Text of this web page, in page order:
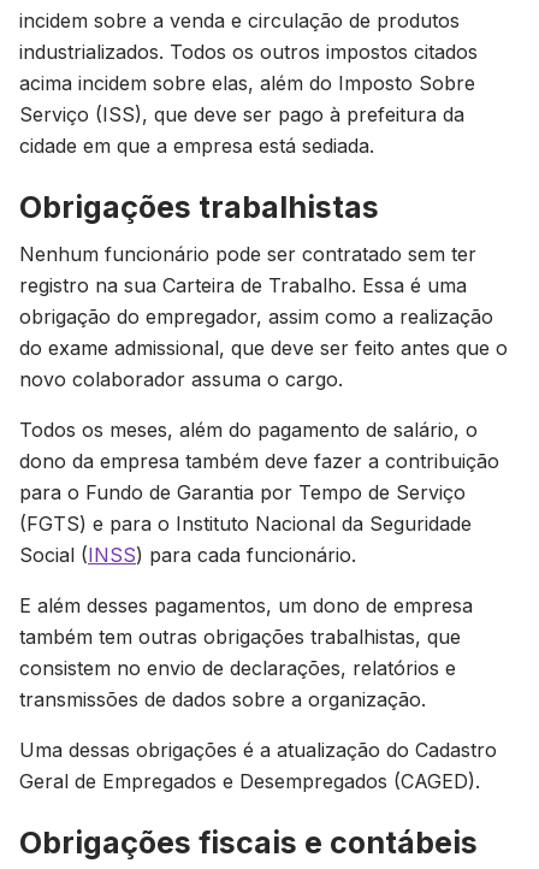
incidem sobre a venda e circulação de produtos
industrializados. Todos os outros impostos citados
acima incidem sobre elas, além do Imposto Sobre
Serviço (ISS), que deve ser pago à prefeitura da
cidade em que a empresa está sediada.
Obrigações trabalhistas
Nenhum funcionário pode ser contratado sem ter
registro na sua Carteira de Trabalho. Essa é uma
obrigação do empregador, assim como a realização
do exame admissional, que deve ser feito antes que o
novo colaborador assuma o cargo.
Todos os meses, além do pagamento de salário, o
dono da empresa também deve fazer a contribuição
para o Fundo de Garantia por Tempo de Serviço
(FGTS) e para o Instituto Nacional da Seguridade
Social (INSS) para cada funcionário.
E além desses pagamentos, um dono de empresa
também tem outras obrigações trabalhistas, que
consistem no envio de declarações, relatórios e
transmissões de dados sobre a organização.
Uma dessas obrigações é a atualização do Cadastro
Geral de Empregados e Desempregados (CAGED).
Obrigações fiscais e contábeis